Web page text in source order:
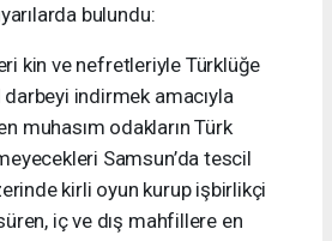
bulundu:
kin ve nefretleriyle Türklüğe
indirmek amacıyla
muhasım odakların Türk
Samsun’da tescil
kirli oyun kurup işbirlikçi
iç ve dış mahfillere en